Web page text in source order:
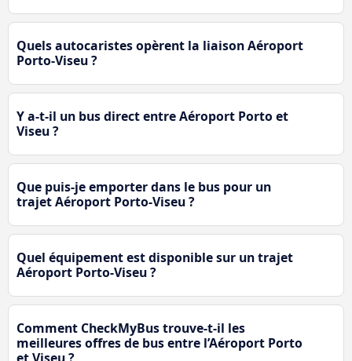
Quels autocaristes opèrent la liaison Aéroport
Porto-Viseu ?
Y a-t-il un bus direct entre Aéroport Porto et
Viseu ?
Que puis-je emporter dans le bus pour un
trajet Aéroport Porto-Viseu ?
Quel équipement est disponible sur un trajet
Aéroport Porto-Viseu ?
Comment CheckMyBus trouve-t-il les
meilleures offres de bus entre l’Aéroport Porto